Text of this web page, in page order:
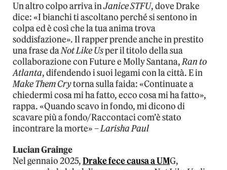
Un altro colpo arriva inJanice STFU, dove Drake
dice: «I bianchi ti ascoltano perché si sentono in
colpa ed è così che la tua anima trova
soddisfazione». Il rapper prende anche in prestito
una frase daNot Like Usper il titolo della sua
collaborazione con Future e Molly Santana,Ran to
Atlanta, difendendo i suoi legami con la città. E in
Make Them Crytorna sulla faida: «Continuate a
chiedermi cosa mi ha fatto, ecco cosa mi ha fatto»,
rappa. «Quando scavo in fondo, mi dicono di
scavare più a fondo/Raccontaci com’è stato
incontrare la morte» –Larisha Paul
Lucian Grainge
Nel gennaio 2025,Drake fece causa a UMG,